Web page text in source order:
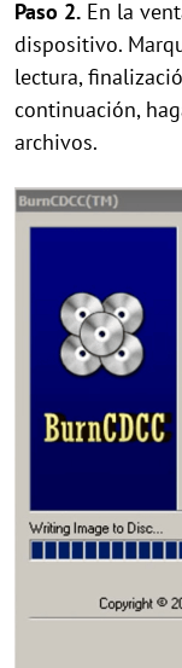
Paso 2. En la
dispositivo.
lectura,
continuación,
archivos.